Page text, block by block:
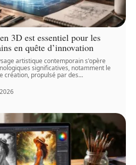
3D est essentiel pour les
en quête d’innovation
artistique contemporain s'opère
significatives, notamment le
création, propulsé par des…